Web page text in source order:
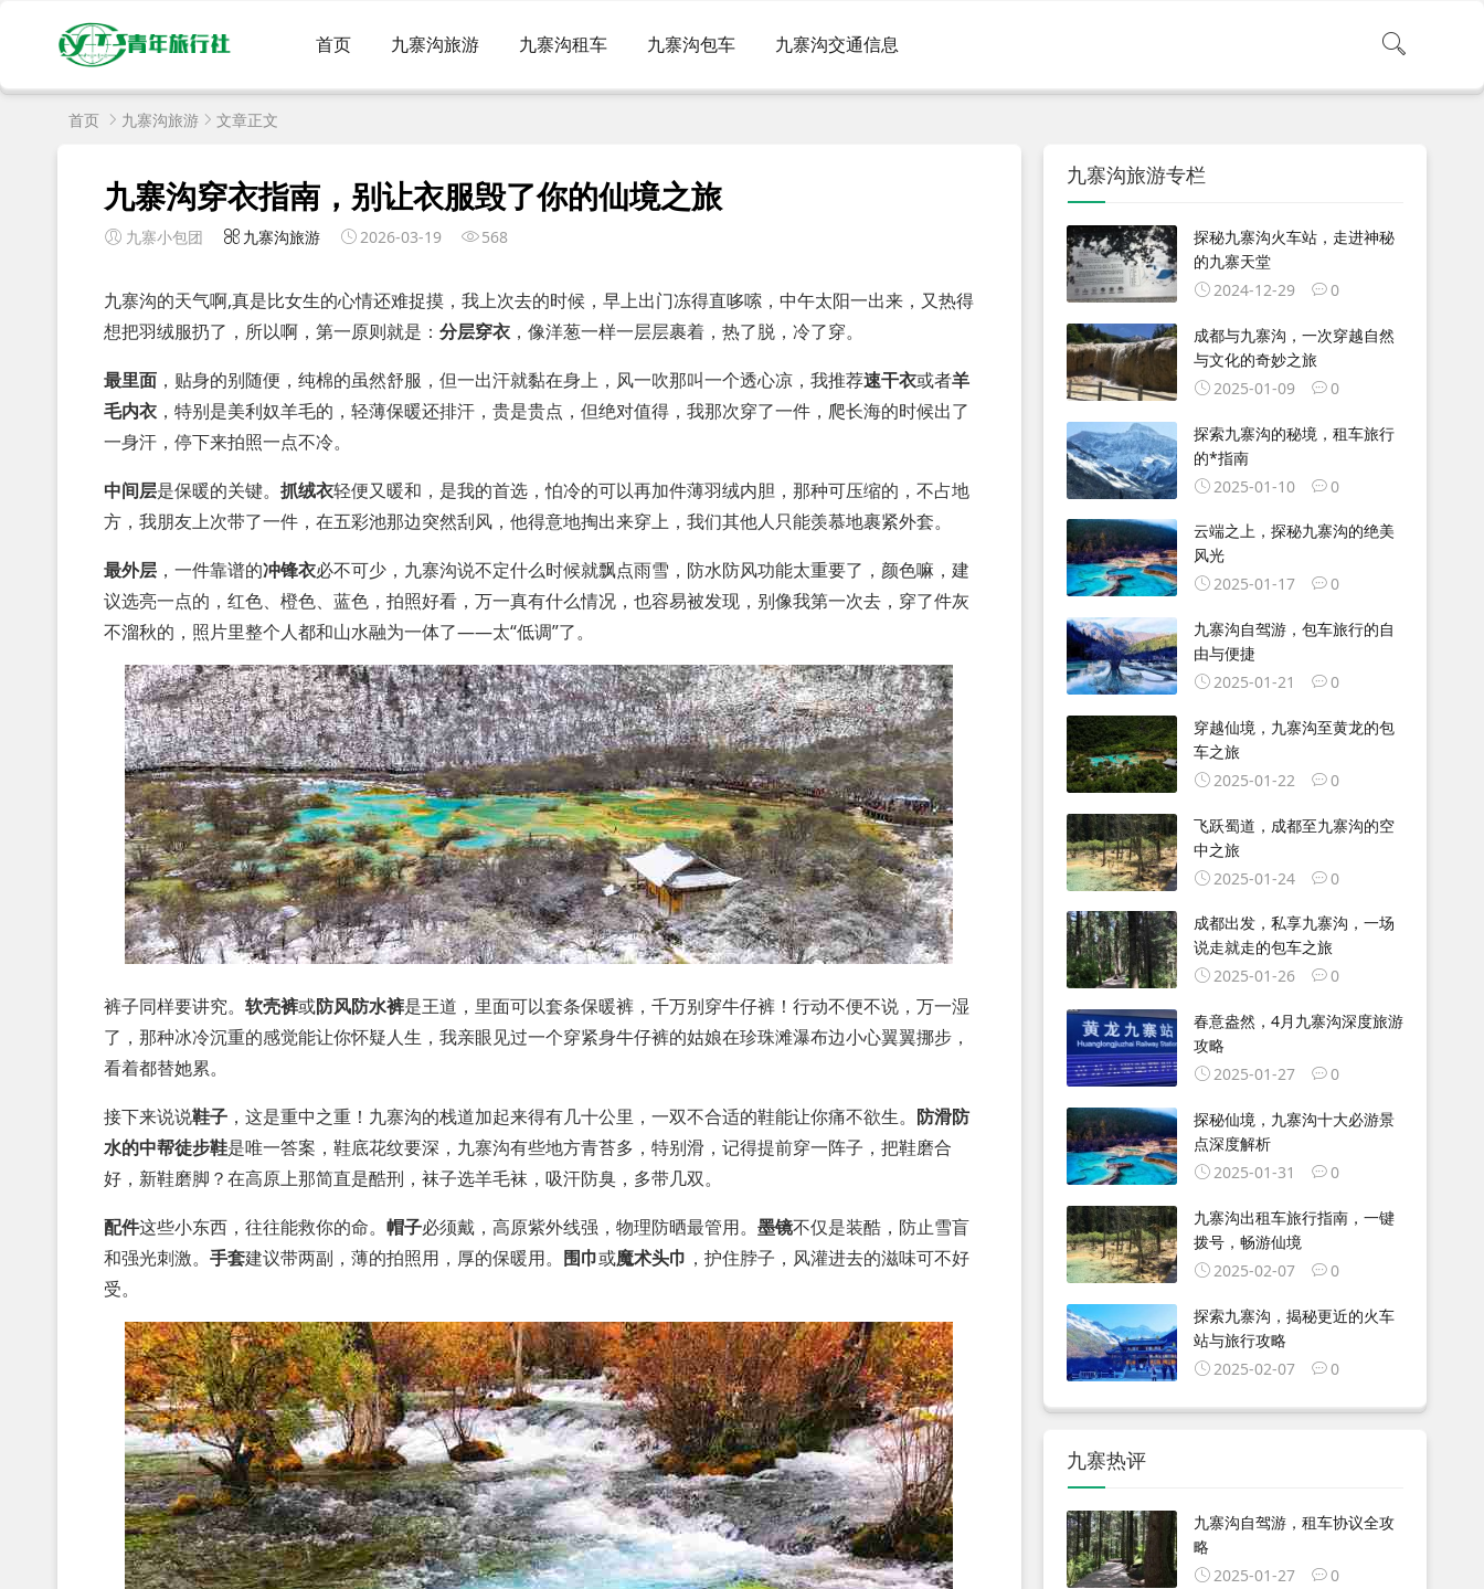
首页 九寨沟旅游 九寨沟租车 九寨沟包车 九寨沟交通信息
首页 九寨沟旅游 文章正文
九寨沟穿衣指南，别让衣服毁了你的仙境之旅
九寨小包团 九寨沟旅游 2026-03-19 568
九寨沟的天气啊,真是比女生的心情还难捉摸，我上次去的时候，早上出门冻得直哆嗦，中午太阳一出来，又热得
想把羽绒服扔了，所以啊，第一原则就是： 分层穿衣 ，像洋葱一样一层层裹着，热了脱，冷了穿。
最里面 ，贴身的别随便，纯棉的虽然舒服，但一出汗就黏在身上，风一吹那叫一个透心凉，我推荐速干衣或者羊
毛内衣 ，特别是美利奴羊毛的，轻薄保暖还排汗，贵是贵点，但绝对值得，我那次穿了一件，爬长海的时候出了
一身汗，停下来拍照一点不冷。
中间层是保暖的关键。 抓绒衣轻便又暖和，是我的首选，怕冷的可以再加件薄羽绒内胆，那种可压缩的，不占地
方，我朋友上次带了一件，在五彩池那边突然刮风，他得意地掏出来穿上，我们其他人只能羡慕地裹紧外套。
最外层 ，一件靠谱的冲锋衣必不可少，九寨沟说不定什么时候就飘点雨雪，防水防风功能太重要了，颜色嘛，建
议选亮一点的，红色、橙色、蓝色，拍照好看，万一真有什么情况，也容易被发现，别像我第一次去，穿了件灰
不溜秋的，照片里整个人都和山水融为一体了——太“低调”了。
裤子同样要讲究。 软壳裤或防风防水裤是王道，里面可以套条保暖裤，千万别穿牛仔裤！行动不便不说，万一湿
了，那种冰冷沉重的感觉能让你怀疑人生，我亲眼见过一个穿紧身牛仔裤的姑娘在珍珠滩瀑布边小心翼翼挪步，
看着都替她累。
接下来说说鞋子 ，这是重中之重！九寨沟的栈道加起来得有几十公里，一双不合适的鞋能让你痛不欲生。 防滑防
水的中帮徒步鞋是唯一答案，鞋底花纹要深，九寨沟有些地方青苔多，特别滑，记得提前穿一阵子，把鞋磨合
好，新鞋磨脚？在高原上那简直是酷刑，袜子选羊毛袜，吸汗防臭，多带几双。
配件这些小东西，往往能救你的命。 帽子必须戴，高原紫外线强，物理防晒最管用。 墨镜不仅是装酷，防止雪盲
和强光刺激。 手套建议带两副，薄的拍照用，厚的保暖用。 围巾或魔术头巾 ，护住脖子，风灌进去的滋味可不好
受。
九寨沟旅游专栏
探秘九寨沟火车站，走进神秘
的九寨天堂
2024-12-29
0
成都与九寨沟，一次穿越自然
与文化的奇妙之旅
2025-01-09
0
探索九寨沟的秘境，租车旅行
的*指南
2025-01-10
0
云端之上，探秘九寨沟的绝美
风光
2025-01-17
0
九寨沟自驾游，包车旅行的自
由与便捷
2025-01-21
0
穿越仙境，九寨沟至黄龙的包
车之旅
2025-01-22
0
飞跃蜀道，成都至九寨沟的空
中之旅
2025-01-24
0
成都出发，私享九寨沟，一场
说走就走的包车之旅
2025-01-26
0
春意盎然，4月九寨沟深度旅游
攻略
2025-01-27
0
探秘仙境，九寨沟十大必游景
点深度解析
2025-01-31
0
九寨沟出租车旅行指南，一键
拨号，畅游仙境
2025-02-07
0
探索九寨沟，揭秘更近的火车
站与旅行攻略
2025-02-07
0
九寨热评
九寨沟自驾游，租车协议全攻
略
2025-01-27
0